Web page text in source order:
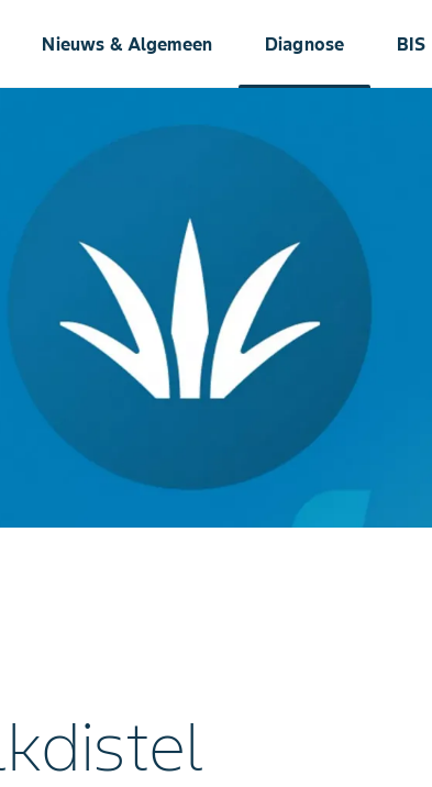
Nieuws & Algemeen Diagnose BIS